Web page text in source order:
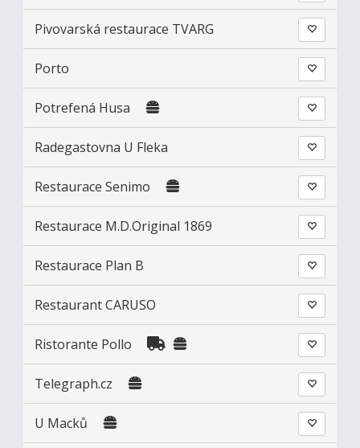
Pivovarská restaurace TVARG
Porto
Potrefená Husa
Radegastovna U Fleka
Restaurace Senimo
Restaurace M.D.Original 1869
Restaurace Plan B
Restaurant CARUSO
Ristorante Pollo
Telegraph.cz
U Macků